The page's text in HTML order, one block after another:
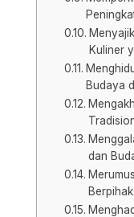
Kuliner
Budaya
dan